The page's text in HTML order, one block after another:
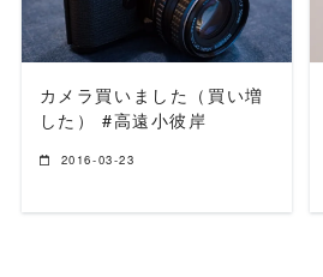
カメラ買いました（買い増
した） #高遠小彼岸
2016-03-23